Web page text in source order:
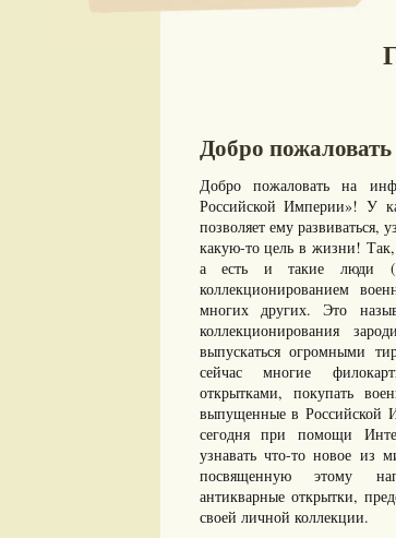
Добро пожаловать
Добро пожаловать на
Российской Империи»! У
позволяет ему развиваться,
какую-то цель в жизни! Так,
а есть и такие люди
коллекционированием
многих других. Это
коллекционирования
выпускаться огромными
сейчас многие
открытками, покупать
выпущенные в Российской
сегодня при помощи
узнавать что-то новое из
посвященную этому
антикварные открытки,
своей личной коллекции.